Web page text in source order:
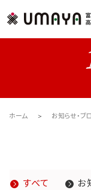
ホーム お知らせ・ブ
すべて お